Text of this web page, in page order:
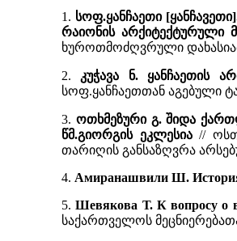
1. სოფ.ყანჩაეთი
რაიონის არქიტექტურული
ხუროთმოძღვრული
2. კუჭავა ნ. ყანჩაეთის
სოფ.ყანჩაეთთან აგებული
3. ოთხმეზური გ. შიდა
წმ.გიორგის ეკლესია//
თარიღის განსაზღვრა
4. Амиранашвили Ш. История
5.Шевякова Т. К вопросу о
საქართველოს მეცნიერებათა